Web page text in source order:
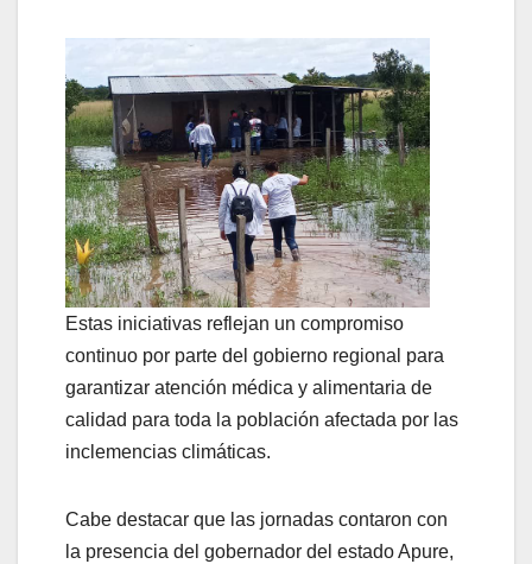
Estas iniciativas reflejan un compromiso
continuo por parte del gobierno regional para
garantizar atención médica y alimentaria de
calidad para toda la población afectada por las
inclemencias climáticas.
Cabe destacar que las jornadas contaron con
la presencia del gobernador del estado Apure,